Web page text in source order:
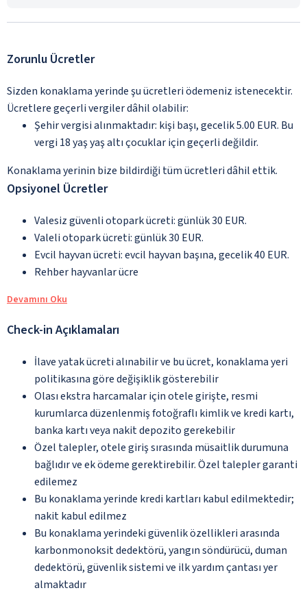
Zorunlu Ücretler
Sizden konaklama yerinde şu ücretleri ödemeniz istenecektir.
Ücretlere geçerli vergiler dâhil olabilir:
Şehir vergisi alınmaktadır: kişi başı, gecelik 5.00 EUR. Bu
vergi 18 yaş yaş altı çocuklar için geçerli değildir.
Konaklama yerinin bize bildirdiği tüm ücretleri dâhil ettik.
Opsiyonel Ücretler
Valesiz güvenli otopark ücreti: günlük 30 EUR.
Valeli otopark ücreti: günlük 30 EUR.
Evcil hayvan ücreti: evcil hayvan başına, gecelik 40 EUR.
Rehber hayvanlar ücre
Devamını Oku
Check-in Açıklamaları
İlave yatak ücreti alınabilir ve bu ücret, konaklama yeri
politikasına göre değişiklik gösterebilir
Olası ekstra harcamalar için otele girişte, resmi
kurumlarca düzenlenmiş fotoğraflı kimlik ve kredi kartı,
banka kartı veya nakit depozito gerekebilir
Özel talepler, otele giriş sırasında müsaitlik durumuna
bağlıdır ve ek ödeme gerektirebilir. Özel talepler garanti
edilemez
Bu konaklama yerinde kredi kartları kabul edilmektedir;
nakit kabul edilmez
Bu konaklama yerindeki güvenlik özellikleri arasında
karbonmonoksit dedektörü, yangın söndürücü, duman
dedektörü, güvenlik sistemi ve ilk yardım çantası yer
almaktadır